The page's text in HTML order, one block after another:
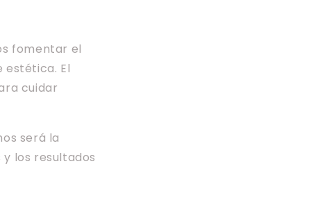
fomentar el
estética. El
cuidar
será la
los resultados